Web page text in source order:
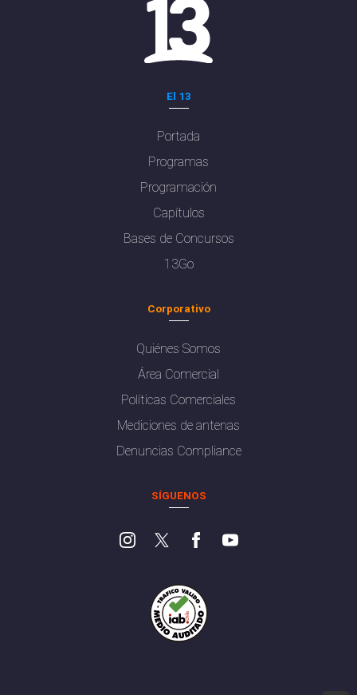
El 13
Portada
Programas
Programación
Capítulos
Bases de Concursos
13Go
Corporativo
Quiénes Somos
Área Comercial
Políticas Comerciales
Mediciones de antenas
Denuncias Compliance
SÍGUENOS